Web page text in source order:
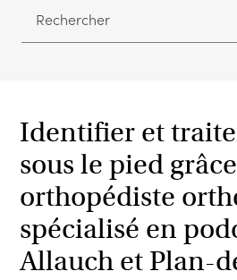
Rechercher
Identifier et
sous le pied
orthopédiste
spécialisé en
Allauch et Plan-